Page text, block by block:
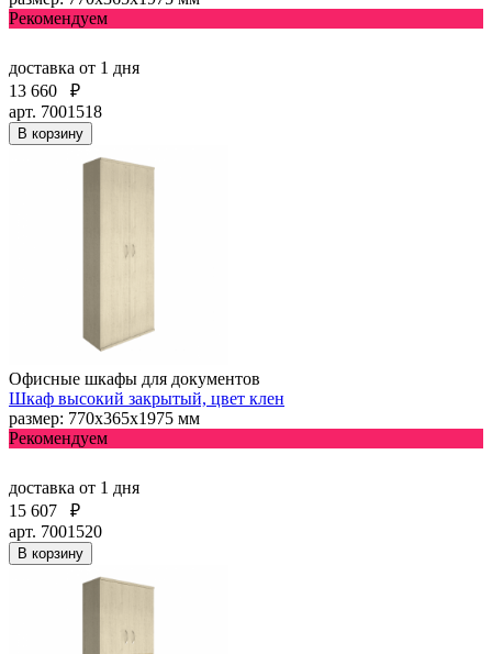
Рекомендуем
доставка от 1 дня
13 660
₽
арт. 7001518
В корзину
Офисные шкафы для документов
Шкаф высокий закрытый, цвет клен
размер: 770х365х1975 мм
Рекомендуем
доставка от 1 дня
15 607
₽
арт. 7001520
В корзину